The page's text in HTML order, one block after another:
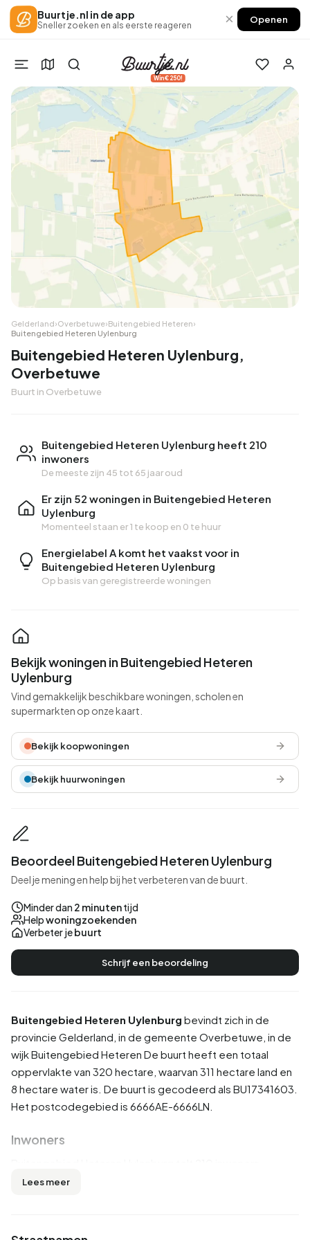
Buurtje.nl in de app
Sneller zoeken en als eerste reageren × Openen
Win €250!
Gelderland›Overbetuwe›Buitengebied Heteren›
Buitengebied Heteren Uylenburg
Buitengebied Heteren Uylenburg,
Overbetuwe
Buurt in Overbetuwe
Buitengebied Heteren Uylenburg heeft 210
inwoners
De meeste zijn 45 tot 65 jaar oud
Er zijn 52 woningen in Buitengebied Heteren
Uylenburg
Momenteel staan er1 te koop en 0 te huur
Energielabel A komt het vaakst voor in
Buitengebied Heteren Uylenburg
Op basis van geregistreerde woningen
Buitengebied Heteren Uylenburg bevindt zich in de
provincie Gelderland , in de gemeente Overbetuwe , in de
wijkBuitengebied Heteren De buurt heeft een totaal
oppervlakte van 320 hectare, waarvan 311 hectare land en
8 hectare water is. De buurt is gecodeerd als BU17341603.
Het postcodegebied is 6666AE-6666LN.
Inwoners
Hiervan is 54,8% man en 45,2% vrouw. De meeste
Lees meer
Bekijk woningen in Buitengebied Heteren
Uylenburg
Vind gemakkelijk beschikbare woningen, scholen en
supermarkten op onze kaart.
Bekijk koopwoningen
Bekijk huurwoningen
Beoordeel Buitengebied Heteren Uylenburg
Deel je mening en help bij het verbeteren van de buurt.
Minder dan 2 minutentijd
Helpwoningzoekenden
Verbeter jebuurt
Schrijf een beoordeling